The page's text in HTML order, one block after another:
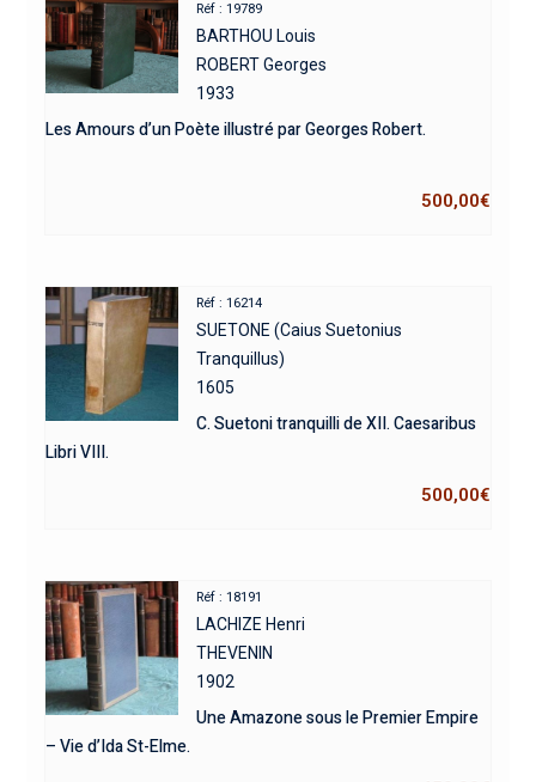
Réf : 19789
BARTHOU Louis
ROBERT Georges
1933
Les Amours d’un Poète illustré par Georges Robert.
500,00€
Réf : 16214
SUETONE (Caius Suetonius
Tranquillus)
1605
C. Suetoni tranquilli de XII. Caesaribus
Libri VIII.
500,00€
Réf : 18191
LACHIZE Henri
THEVENIN
1902
Une Amazone sous le Premier Empire
– Vie d’Ida St-Elme.